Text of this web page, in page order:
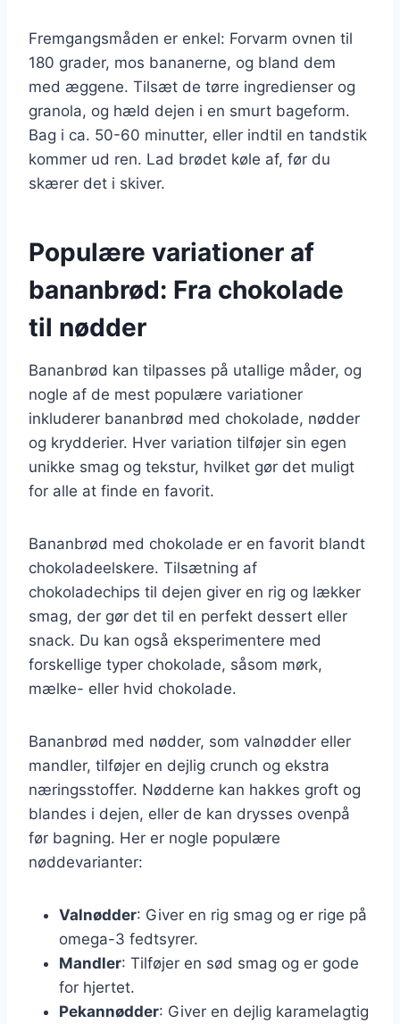
Fremgangsmåden er enkel: Forvarm ovnen til
180 grader, mos bananerne, og bland dem
med æggene. Tilsæt de tørre ingredienser og
granola, og hæld dejen i en smurt bageform.
Bag i ca. 50-60 minutter, eller indtil en tandstik
kommer ud ren. Lad brødet køle af, før du
skærer det i skiver.
Populære variationer af
bananbrød: Fra chokolade
til nødder
Bananbrød kan tilpasses på utallige måder, og
nogle af de mest populære variationer
inkluderer bananbrød med chokolade, nødder
og krydderier. Hver variation tilføjer sin egen
unikke smag og tekstur, hvilket gør det muligt
for alle at finde en favorit.
Bananbrød med chokolade er en favorit blandt
chokoladeelskere. Tilsætning af
chokoladechips til dejen giver en rig og lækker
smag, der gør det til en perfekt dessert eller
snack. Du kan også eksperimentere med
forskellige typer chokolade, såsom mørk,
mælke- eller hvid chokolade.
Bananbrød med nødder, som valnødder eller
mandler, tilføjer en dejlig crunch og ekstra
næringsstoffer. Nødderne kan hakkes groft og
blandes i dejen, eller de kan drysses ovenpå
før bagning. Her er nogle populære
nøddevarianter:
Valnødder: Giver en rig smag og er rige på
omega-3 fedtsyrer.
Mandler: Tilføjer en sød smag og er gode
for hjertet.
Pekannødder: Giver en dejlig karamelagtig